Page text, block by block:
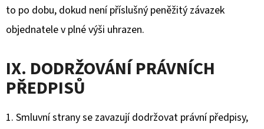
to po dobu, dokud není příslušný peněžitý závazek
objednatele v plné výši uhrazen.
IX. DODRŽOVÁNÍ PRÁVNÍCH
PŘEDPISŮ
1. Smluvní strany se zavazují dodržovat právní předpisy,